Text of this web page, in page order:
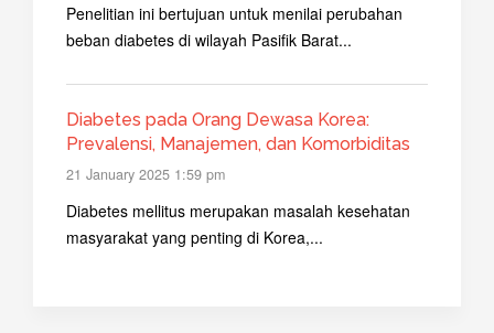
Penelitian ini bertujuan untuk menilai perubahan
beban diabetes di wilayah Pasifik Barat...
Diabetes pada Orang Dewasa Korea:
Prevalensi, Manajemen, dan Komorbiditas
21 January 2025 1:59 pm
Diabetes mellitus merupakan masalah kesehatan
masyarakat yang penting di Korea,...